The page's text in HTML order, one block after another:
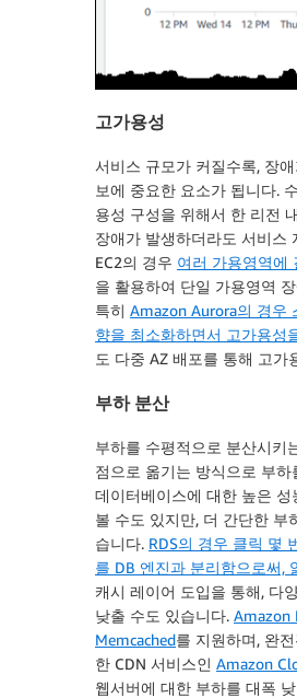
고가용성
서비스 규모가 커질수록, 장
보에 중요한 요소가 됩니다.
용성 구성을 위해서 한 리전
장애가 발생하더라도 서비스
EC2의 경우 여러 가용영역에
을 활용하여 단일 가용영역
특히 Amazon Aurora의 경우
향을 최소화하면서 고가용성
도 다중 AZ 배포를 통해 고가
부하 분산
부하를 수평적으로 분산시키
점으로 옮기는 방식으로 부
데이터베이스에 대한 높은
볼 수도 있지만, 더 간단한 부
습니다. RDS의 경우 클릭 몇
를 DB 엔진과 분리함으로써,
캐시 레이어 도입을 통해, 다
낮출 수도 있습니다. Amazon
Memcached를 지원하며, 완
한 CDN 서비스인 Amazon
웹서버에 대한 부하를 대폭